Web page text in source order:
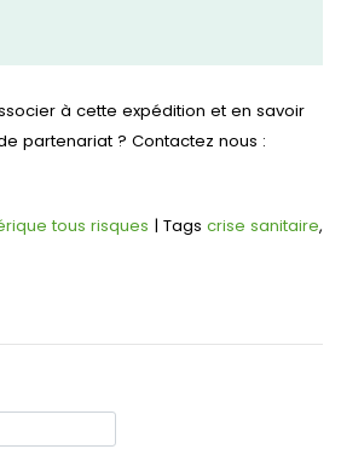
à cette expédition et en savoir
partenariat ? Contactez nous :
tous risques | Tags crise sanitaire,